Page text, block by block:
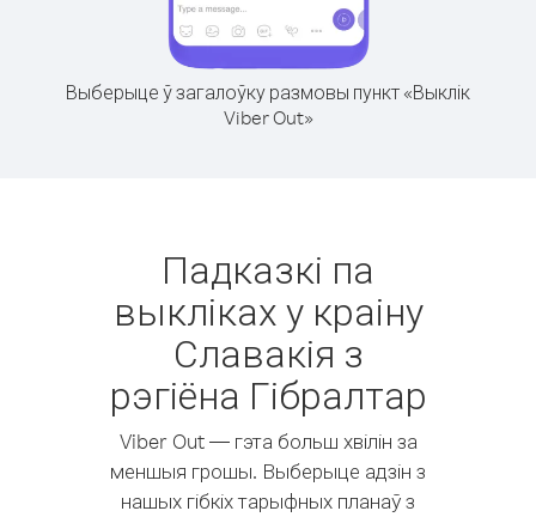
Выберыце ў загалоўку размовы пункт «Выклік
Viber Out»
Падказкі па
выкліках у краіну
Славакія з
рэгіёна Гібралтар
Viber Out — гэта больш хвілін за
меншыя грошы. Выберыце адзін з
нашых гібкіх тарыфных планаў з